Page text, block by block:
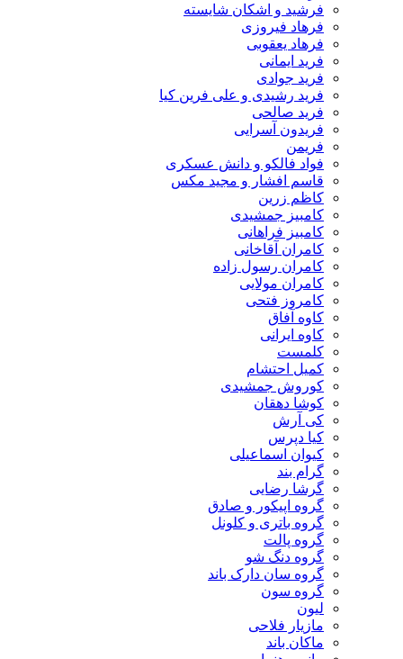
فرشید و اشکان شایسته
فرهاد فیروزی
فرهاد یعقوبی
فرید ایمانی
فرید جوادی
فرید رشیدی و علی فرین کیا
فرید صالحی
فریدون آسرایی
فریمن
فواد فالکو و دانش عسکری
قاسم افشار و مجید مکس
کاظم زرین
کامبیز جمشیدی
کامبیز فراهانی
کامران آقاخانی
کامران رسول زاده
کامران مولایی
کامروز فتحی
کاوه آفاق
کاوه ایرانی
کلمست
کمیل احتشام
کوروش جمشیدی
کوشا دهقان
کی آرش
کیا دپرس
کیوان اسماعیلی
گرام بند
گرشا رضایی
گروه اپیکور و صادق
گروه باتری و کلونل
گروه پالت
گروه دنگ شو
گروه سان دارک باند
گروه سون
لیون
مازیار فلاحی
ماکان باند